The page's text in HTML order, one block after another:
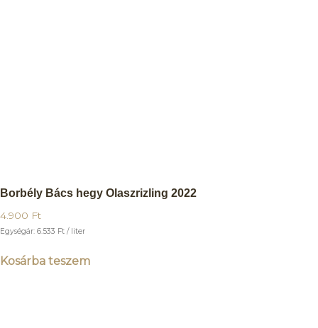
Borbély Bács hegy Olaszrizling 2022
4.900 Ft
Egységár: 6.533 Ft / liter
Kosárba teszem